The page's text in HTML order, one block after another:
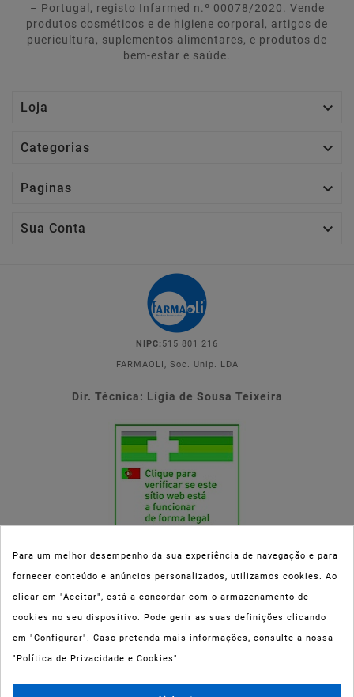
– Portugal, registo Infarmed n.º 00078/2020. Vende
produtos cosméticos e de higiene corporal, artigos de
puericultura, suplementos alimentares, e produtos de
bem-estar e saúde.
Loja 
Categorias 
Paginas 
Sua Conta 
NIPC: 515 801 216
FARMAOLI, Soc. Unip. LDA
Dir. Técnica: Lígia de Sousa Teixeira
Esta parafarmácia (Farmaoli) encontra-se autorizada pelo INFARMED
(registo nº 00078/2020) para a dispensa de Medicamentos Não
Sujeitos a Receita Médica (MNSRM) e produtos de saúde e bem-estar
ao domicílio e através da internet. Os Medicamentos Não Sujeitos a
Para um melhor desempenho da sua experiência de navegação e para
fornecer conteúdo e anúncios personalizados, utilizamos cookies. Ao
clicar em "Aceitar", está a concordar com o armazenamento de
cookies no seu dispositivo. Pode gerir as suas definições clicando
em "Configurar". Caso pretenda mais informações, consulte a nossa
"Política de Privacidade e Cookies".